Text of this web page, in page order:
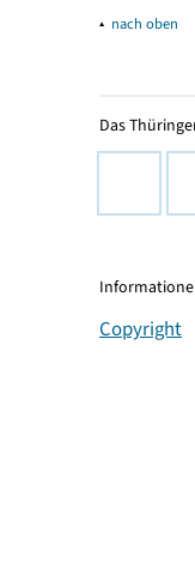
▴ nach oben
Das
Copyright